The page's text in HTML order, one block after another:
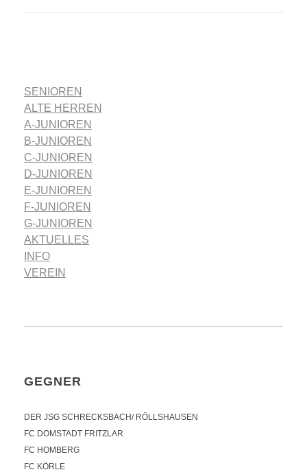
SENIOREN
ALTE HERREN
A-JUNIOREN
B-JUNIOREN
C-JUNIOREN
D-JUNIOREN
E-JUNIOREN
F-JUNIOREN
G-JUNIOREN
AKTUELLES
INFO
VEREIN
GEGNER
DER JSG SCHRECKSBACH/ RÖLLSHAUSEN
FC DOMSTADT FRITZLAR
FC HOMBERG
FC KÖRLE